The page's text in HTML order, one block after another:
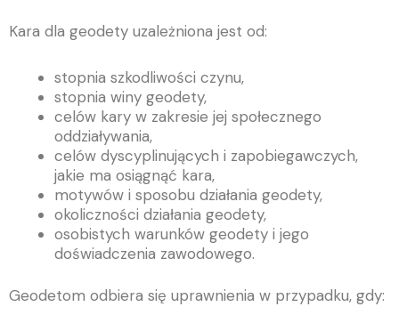
Kara dla geodety uzależniona jest od:
stopnia szkodliwości czynu,
stopnia winy geodety,
celów kary w zakresie jej społecznego
oddziaływania,
celów dyscyplinujących i zapobiegawczych,
jakie ma osiągnąć kara,
motywów i sposobu działania geodety,
okoliczności działania geodety,
osobistych warunków geodety i jego
doświadczenia zawodowego.
Geodetom odbiera się uprawnienia w przypadku, gdy: